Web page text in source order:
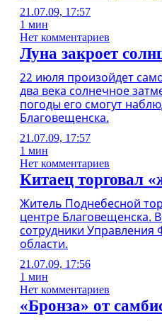
21.07.09, 17:57
1 мин
Нет комментариев
Луна закроет
22 июля произойдет
два века солнечное
погоды его смогут
Благовещенска.
21.07.09, 17:57
1 мин
Нет комментариев
Китаец торговал
Житель Поднебесной
центре Благовещенска.
сотрудники Управления
области.
21.07.09, 17:56
1 мин
Нет комментариев
«Бронза» от